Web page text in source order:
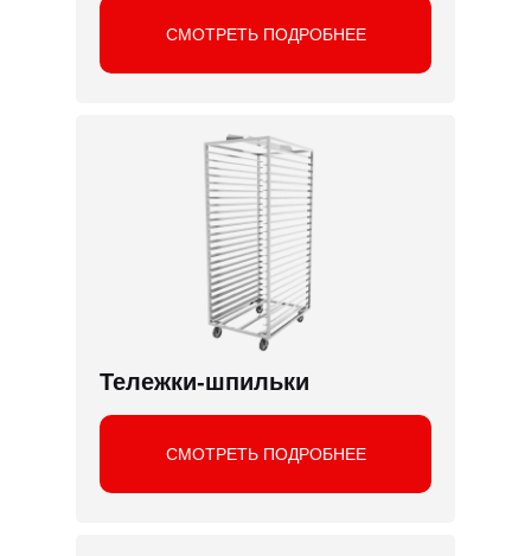
Тележки-шпильки
СМОТРЕТЬ ПОДРОБНЕЕ
СМОТРЕТЬ ПОДРОБНЕЕ